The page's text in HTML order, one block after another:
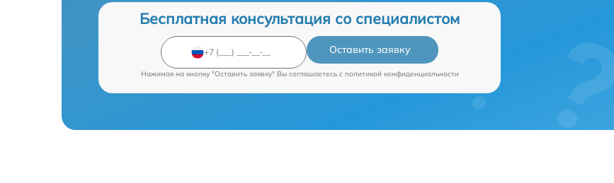
Бесплатная консультация со специалистом
Оставить заявку
Нажимая на кнопку "Оставить заявку" Вы соглашаетесь c политикой конфиденциальности